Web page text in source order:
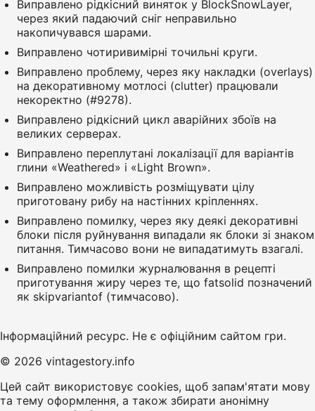
Виправлено рідкісний виняток у BlockSnowLayer,
через який падаючий сніг неправильно
накопичувався шарами.
Виправлено чотиривимірні точильні круги.
Виправлено проблему, через яку накладки (overlays)
на декоративному мотлосі (clutter) працювали
некоректно (#9278).
Виправлено рідкісний цикл аварійних збоїв на
великих серверах.
Виправлено переплутані локалізації для варіантів
глини «Weathered» і «Light Brown».
Виправлено можливість розміщувати цілу
приготовану рибу на настінних кріпленнях.
Виправлено помилку, через яку деякі декоративні
блоки після руйнування випадали як блоки зі знаком
питання. Тимчасово вони не випадатимуть взагалі.
Виправлено помилки журналювання в рецепті
приготування жиру через те, що fatsolid позначений
як skipvariantof (тимчасово).
Інформаційний ресурс. Не є офіційним сайтом гри.
© 2026 vintagestory.info
Цей сайт використовує cookies, щоб запам'ятати мову
та тему оформлення, а також збирати анонімну